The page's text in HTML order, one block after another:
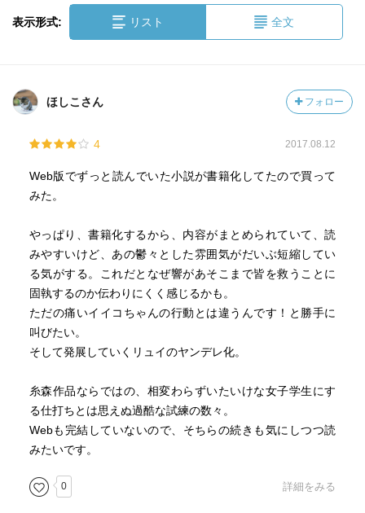
表示形式: リスト 全文
ほしこさん フォロー
4 2017.08.12
Web版でずっと読んでいた小説が書籍化してたので買って
みた。
やっぱり、書籍化するから、内容がまとめられていて、読
みやすいけど、あの鬱々とした雰囲気がだいぶ短縮してい
る気がする。これだとなぜ響があそこまで皆を救うことに
固執するのか伝わりにくく感じるかも。
ただの痛いイイコちゃんの行動とは違うんです！と勝手に
叫びたい。
そして発展していくリュイのヤンデレ化。
糸森作品ならではの、相変わらずいたいけな女子学生にす
る仕打ちとは思えぬ過酷な試練の数々。
Webも完結していないので、そちらの続きも気にしつつ読
みたいです。
0 詳細をみる